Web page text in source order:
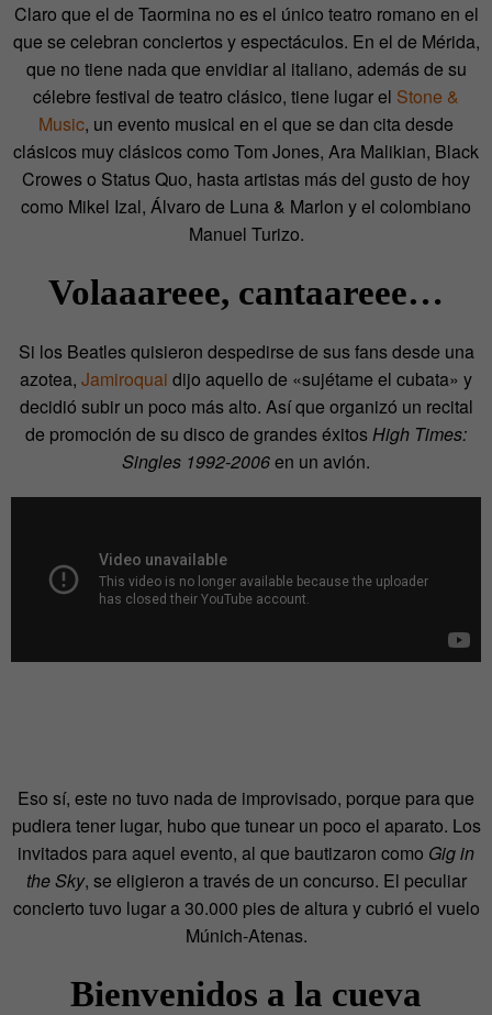
Claro que el de Taormina no es el único teatro romano en el
que se celebran conciertos y espectáculos. En el de Mérida,
que no tiene nada que envidiar al italiano, además de su
célebre festival de teatro clásico, tiene lugar el Stone &
Music, un evento musical en el que se dan cita desde
clásicos muy clásicos como Tom Jones, Ara Malikian, Black
Crowes o Status Quo, hasta artistas más del gusto de hoy
como Mikel Izal, Álvaro de Luna & Marlon y el colombiano
Manuel Turizo.
Volaaareee, cantaareee…
Si los Beatles quisieron despedirse de sus fans desde una
azotea, Jamiroquai dijo aquello de «sujétame el cubata» y
decidió subir un poco más alto. Así que organizó un recital
de promoción de su disco de grandes éxitosHigh Times:
Singles 1992-2006en un avión.
Eso sí, este no tuvo nada de improvisado, porque para que
pudiera tener lugar, hubo que tunear un poco el aparato. Los
invitados para aquel evento, al que bautizaron como Gig in
the Sky, se eligieron a través de un concurso. El peculiar
concierto tuvo lugar a 30.000 pies de altura y cubrió el vuelo
Múnich-Atenas.
Bienvenidos a la cueva